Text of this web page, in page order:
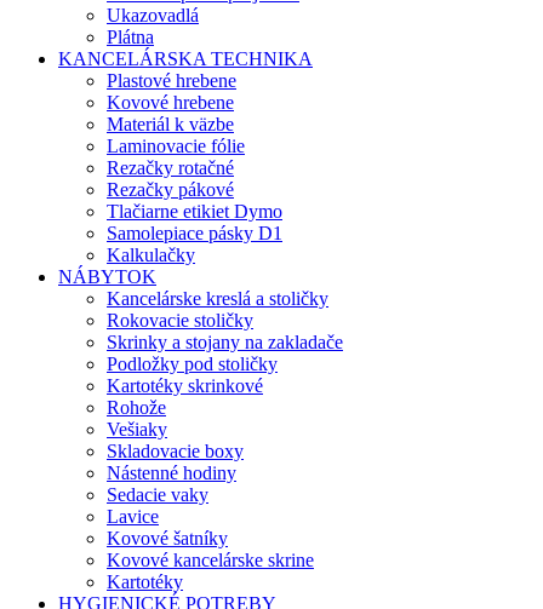
Ukazovadlá
Plátna
KANCELÁRSKA TECHNIKA
Plastové hrebene
Kovové hrebene
Materiál k väzbe
Laminovacie fólie
Rezačky rotačné
Rezačky pákové
Tlačiarne etikiet Dymo
Samolepiace pásky D1
Kalkulačky
NÁBYTOK
Kancelárske kreslá a stoličky
Rokovacie stoličky
Skrinky a stojany na zakladače
Podložky pod stoličky
Kartotéky skrinkové
Rohože
Vešiaky
Skladovacie boxy
Nástenné hodiny
Sedacie vaky
Lavice
Kovové šatníky
Kovové kancelárske skrine
Kartotéky
HYGIENICKÉ POTREBY